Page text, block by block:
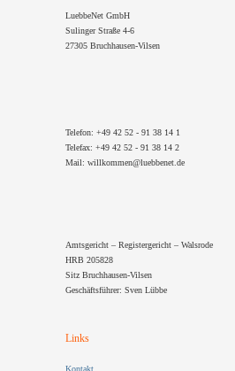
LuebbeNet GmbH
Sulinger Straße 4-6
27305 Bruchhausen-Vilsen
Telefon: +49 42 52 - 91 38 14 1
Telefax: +49 42 52 - 91 38 14 2
Mail: willkommen@luebbenet.de
Amtsgericht – Registergericht – Walsrode
HRB 205828
Sitz Bruchhausen-Vilsen
Geschäftsführer: Sven Lübbe
Links
Kontakt